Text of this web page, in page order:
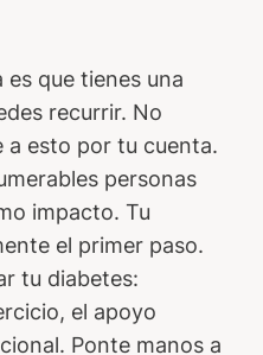
es que tienes una
recurrir. No
a esto por tu cuenta.
personas
impacto. Tu
el primer paso.
tu diabetes:
el apoyo
Ponte manos a